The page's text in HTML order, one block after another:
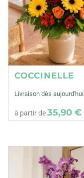
COCCINELLE
Livraison dès aujourd'hui
à partir de35,90 €